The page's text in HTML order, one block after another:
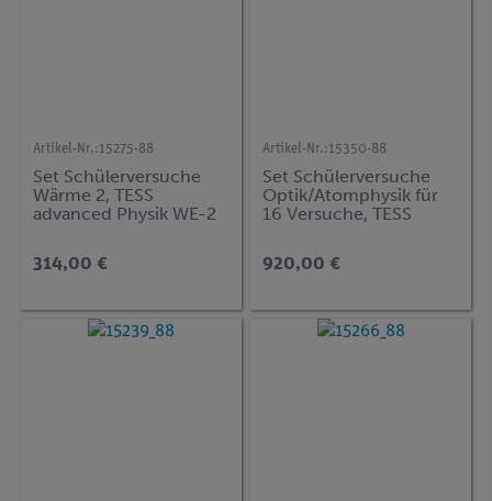
Artikel-Nr.:15275-88
Set Schülerversuche
Wärme 2, TESS
advanced Physik WE-2
314,00 €
Artikel-Nr.:15350-88
Set Schülerversuche
Optik/Atomphysik für
16 Versuche, TESS
920,00 €